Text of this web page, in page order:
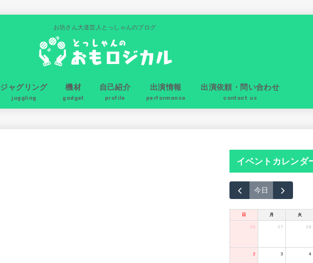
お坊さん大道芸人とっしゃんのブログ
ジャグリング
juggling
機材
gadget
自己紹介
profile
出演情報
performance
出演依頼・問い合わせ
contact us
イベントカレンダ
今日
日 月 火
26 27 28
2 3 4